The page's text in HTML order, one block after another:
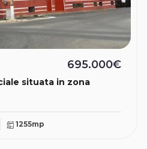
situata in zona
695.000€
1255mp